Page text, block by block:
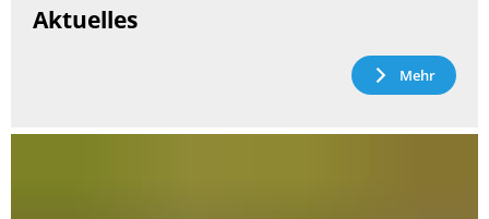
Aktuelles
Mehr